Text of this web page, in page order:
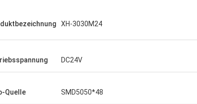
XH-3030M24
DC24V
Quelle SMD5050*48